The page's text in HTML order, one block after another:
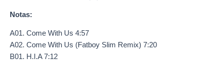
Notas:
A01. Come With Us 4:57
A02. Come With Us (Fatboy Slim Remix) 7:20
B01. H.I.A 7:12